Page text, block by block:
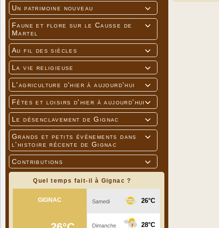

Un patrimoine nouveau

Faune et flore sur le Causse de
Martel

Au fil des siècles

La vie religieuse

L'agriculture d'hier à aujourd'hui

Fêtes et loisirs d'hier à aujourd'hui

Le désenclavement de Gignac

Grands et petits événements dans
l'histoire récente de Gignac

Contributions
Quel temps fait-il à Gignac ?